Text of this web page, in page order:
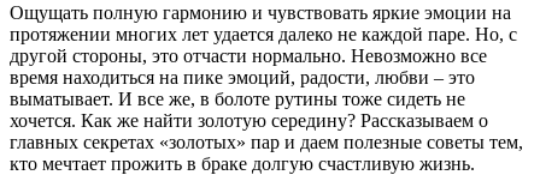
Ощущать полную гармонию и чувствовать яркие эмоции на
протяжении многих лет удается далеко не каждой паре. Но, с
другой стороны, это отчасти нормально. Невозможно все
время находиться на пике эмоций, радости, любви – это
выматывает. И все же, в болоте рутины тоже сидеть не
хочется. Как же найти золотую середину? Рассказываем о
главных секретах «золотых» пар и даем полезные советы тем,
кто мечтает прожить в браке долгую счастливую жизнь.